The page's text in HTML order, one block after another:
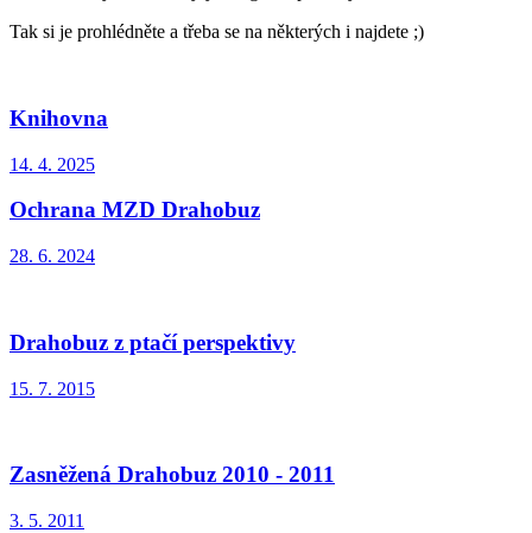
Tak si je prohlédněte a třeba se na některých i najdete ;)
Knihovna
14. 4. 2025
Ochrana MZD Drahobuz
28. 6. 2024
Drahobuz z ptačí perspektivy
15. 7. 2015
Zasněžená Drahobuz 2010 - 2011
3. 5. 2011